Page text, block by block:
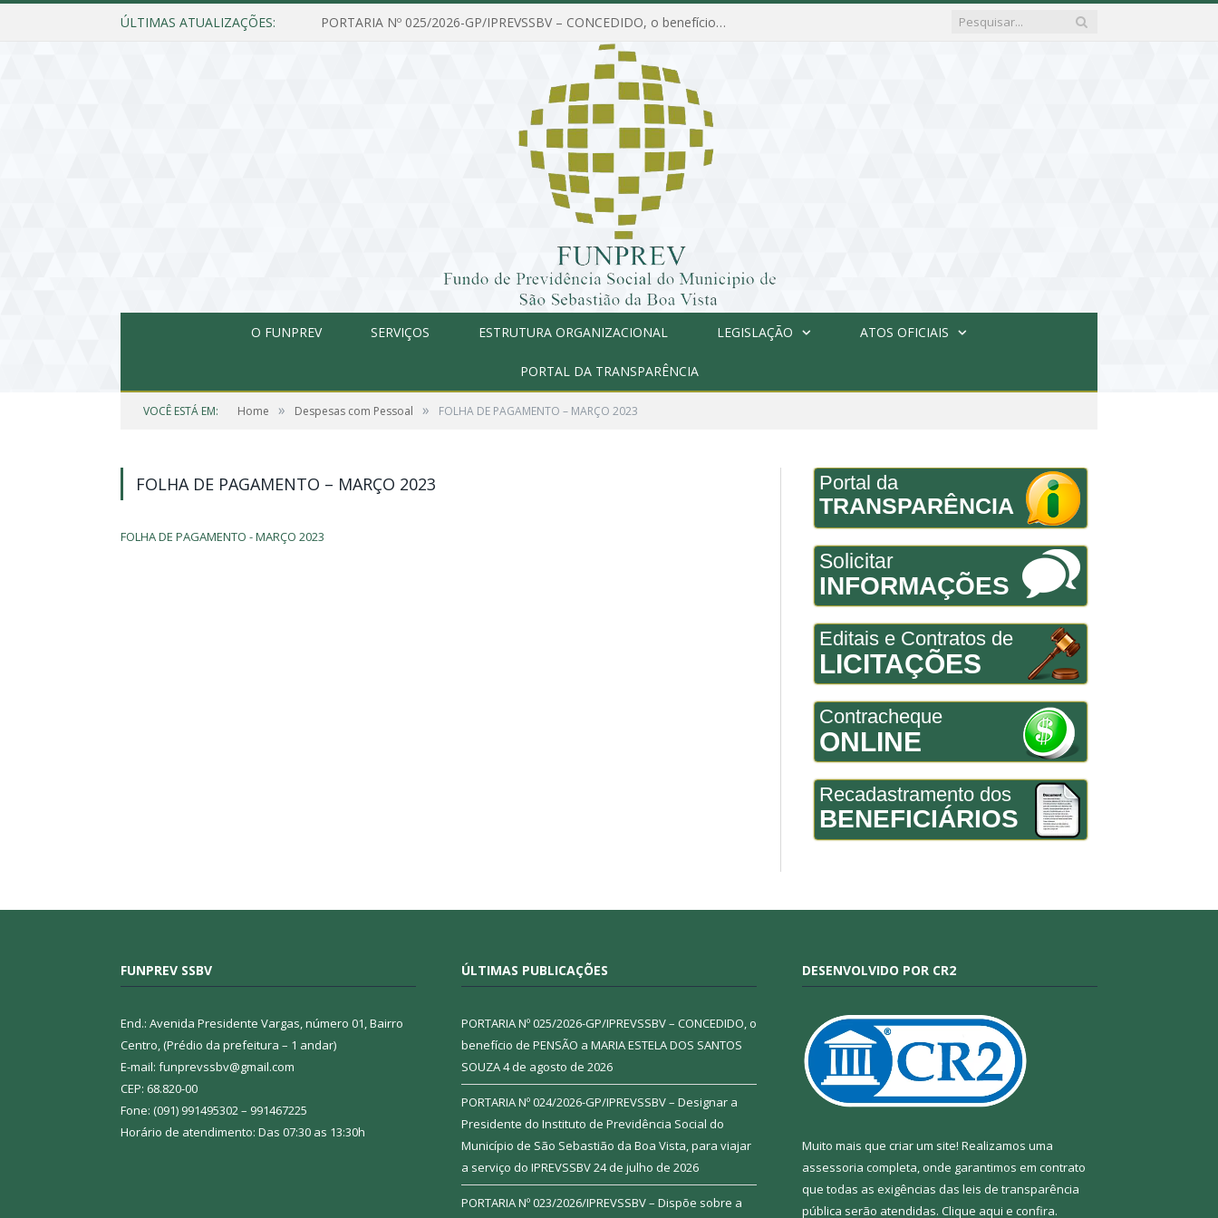
ÚLTIMAS ATUALIZAÇÕES: PORTARIA Nº 025/2026-GP/IPREVSSBV – CONCEDIDO, o benefício de PENSÃO a MARIA ESTELA DOS SANTOS SOUZA
O FUNPREV SERVIÇOS ESTRUTURA ORGANIZACIONAL LEGISLAÇÃO ATOS OFICIAIS
PORTAL DA TRANSPARÊNCIA
VOCÊ ESTÁ EM: Home » Despesas com Pessoal » FOLHA DE PAGAMENTO – MARÇO 2023
FOLHA DE PAGAMENTO – MARÇO 2023
FOLHA DE PAGAMENTO - MARÇO 2023
Portal da
TRANSPARÊNCIA
Solicitar
INFORMAÇÕES
Editais e Contratos de
LICITAÇÕES
Contracheque
ONLINE
Recadastramento dos
BENEFICIÁRIOS
FUNPREV SSBV
End.: Avenida Presidente Vargas, número 01, Bairro
Centro, (Prédio da prefeitura – 1 andar)
E-mail: funprevssbv@gmail.com
CEP: 68.820-00
Fone: (091) 991495302 – 991467225
Horário de atendimento: Das 07:30 as 13:30h
ÚLTIMAS PUBLICAÇÕES
PORTARIA Nº 025/2026-GP/IPREVSSBV – CONCEDIDO, o
benefício de PENSÃO a MARIA ESTELA DOS SANTOS
SOUZA4 de agosto de 2026
PORTARIA Nº 024/2026-GP/IPREVSSBV – Designar a
Presidente do Instituto de Previdência Social do
Município de São Sebastião da Boa Vista, para viajar
a serviço do IPREVSSBV24 de julho de 2026
PORTARIA Nº 023/2026/IPREVSSBV – Dispõe sobre a
DESENVOLVIDO POR CR2
Muito mais que criar um site! Realizamos uma
assessoria completa, onde garantimos em contrato
que todas as exigências das leis de transparência
pública serão atendidas. Clique aqui e confira.